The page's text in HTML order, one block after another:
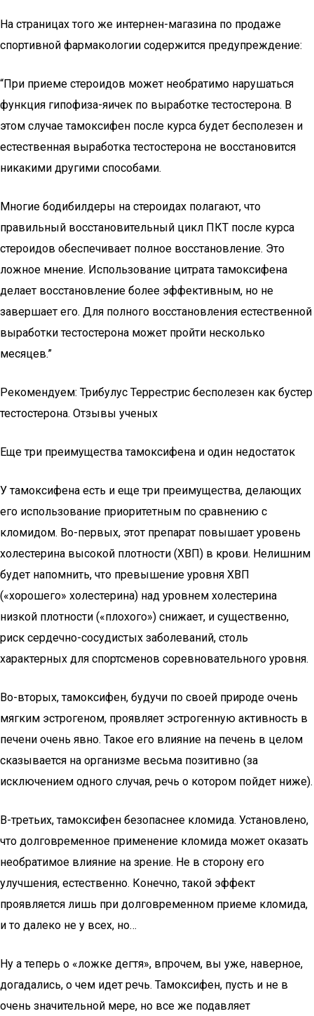
На страницах того же интернен-магазина по продаже
спортивной фармакологии содержится предупреждение:
“При приеме стероидов может необратимо нарушаться
функция гипофиза-яичек по выработке тестостерона. В
этом случае тамоксифен после курса будет бесполезен и
естественная выработка тестостерона не восстановится
никакими другими способами.
Многие бодибилдеры на стероидах полагают, что
правильный восстановительный цикл ПКТ после курса
стероидов обеспечивает полное восстановление. Это
ложное мнение. Использование цитрата тамоксифена
делает восстановление более эффективным, но не
завершает его. Для полного восстановления естественной
выработки тестостерона может пройти несколько
месяцев.”
Рекомендуем: Трибулус Террестрис бесполезен как бустер
тестостерона. Отзывы ученых
Еще три преимущества тамоксифена и один недостаток
У тамоксифена есть и еще три преимущества, делающих
его использование приоритетным по сравнению с
кломидом. Во-первых, этот препарат повышает уровень
холестерина высокой плотности (ХВП) в крови. Нелишним
будет напомнить, что превышение уровня ХВП
(«хорошего» холестерина) над уровнем холестерина
низкой плотности («плохого») снижает, и существенно,
риск сердечно-сосудистых заболеваний, столь
характерных для спортсменов соревновательного уровня.
Во-вторых, тамоксифен, будучи по своей природе очень
мягким эстрогеном, проявляет эстрогенную активность в
печени очень явно. Такое его влияние на печень в целом
сказывается на организме весьма позитивно (за
исключением одного случая, речь о котором пойдет ниже).
В-третьих, тамоксифен безопаснее кломида. Установлено,
что долговременное применение кломида может оказать
необратимое влияние на зрение. Не в сторону его
улучшения, естественно. Конечно, такой эффект
проявляется лишь при долговременном приеме кломида,
и то далеко не у всех, но…
Ну а теперь о «ложке дегтя», впрочем, вы уже, наверное,
догадались, о чем идет речь. Тамоксифен, пусть и не в
очень значительной мере, но все же подавляет